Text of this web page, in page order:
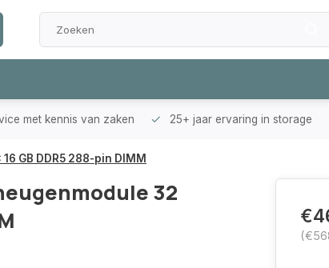
met kennis van zaken 25+ jaar ervaring in storage
GB DDR5 288-pin DIMM
32